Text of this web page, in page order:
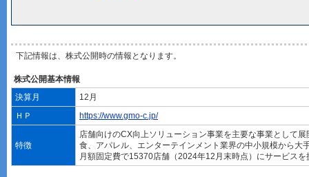
下記情報は、株式公開時の情報となります。
株式公開基本情報
決算月
12月
ＨＰ
https://www.gmo-c.jp/
特徴
店舗向けのCX向上ソリューション事業を主要な事業として
食、アパレル、エンターテインメント業界の中小規模から大
月額固定費で15370店舗（2024年12月末時点）にサービス